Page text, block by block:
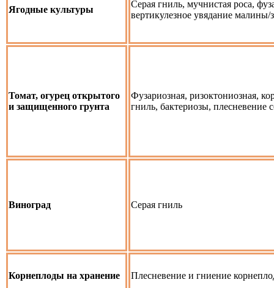
Ягодные культуры
Серая гниль, мучнистая роса,
вертикулезное увядание малины/
Томат, огурец открытого
и защищенного грунта
Фузариозная, ризоктониозная,
гниль, бактериозы, плесневение
Виноград Серая гниль
Корнеплоды на хранение Плесневение и гниение